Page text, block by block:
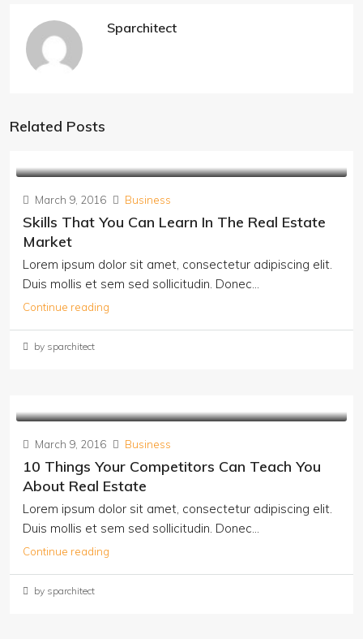
Sparchitect
Related Posts
March 9, 2016 Business
Skills That You Can Learn In The Real Estate
Market
Lorem ipsum dolor sit amet, consectetur adipiscing elit.
Duis mollis et sem sed sollicitudin. Donec...
Continue reading
by sparchitect
March 9, 2016 Business
10 Things Your Competitors Can Teach You
About Real Estate
Lorem ipsum dolor sit amet, consectetur adipiscing elit.
Duis mollis et sem sed sollicitudin. Donec...
Continue reading
by sparchitect